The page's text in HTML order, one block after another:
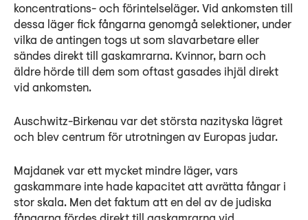
koncentrations- och förintelseläger. Vid ankomsten till
dessa läger fick fångarna genomgå selektioner, under
vilka de antingen togs ut som slavarbetare eller
sändes direkt till gaskamrarna. Kvinnor, barn och
äldre hörde till dem som oftast gasades ihjäl direkt
vid ankomsten.
Auschwitz-Birkenau var det största nazityska lägret
och blev centrum för utrotningen av Europas judar.
Majdanek var ett mycket mindre läger, vars
gaskammare inte hade kapacitet att avrätta fångar i
stor skala. Men det faktum att en del av de judiska